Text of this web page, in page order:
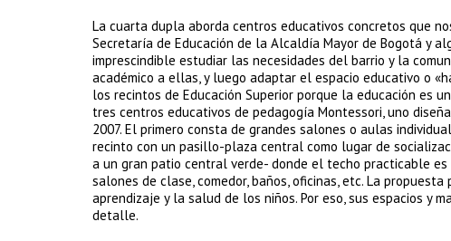
La cuarta dupla aborda centros educativos concretos que
Secretaría de Educación de la Alcaldía Mayor de Bogotá y
imprescindible estudiar las necesidades del barrio y la
académico a ellas, y luego adaptar el espacio educativo o
los recintos de Educación Superior porque la educación es
tres centros educativos de pedagogía Montessori, uno
2007. El primero consta de grandes salones o aulas
recinto con un pasillo-plaza central como lugar de
a un gran patio central verde- donde el techo practicable
salones de clase, comedor, baños, oficinas, etc. La
aprendizaje y la salud de los niños. Por eso, sus espacios y
detalle.